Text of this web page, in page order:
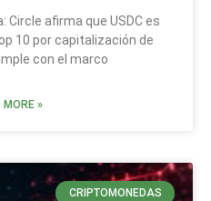
Circle afirma que USDC es
10 por capitalización de
con el marco
MORE »
CRIPTOMONEDAS